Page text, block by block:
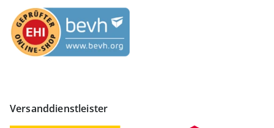
Versanddienstleister